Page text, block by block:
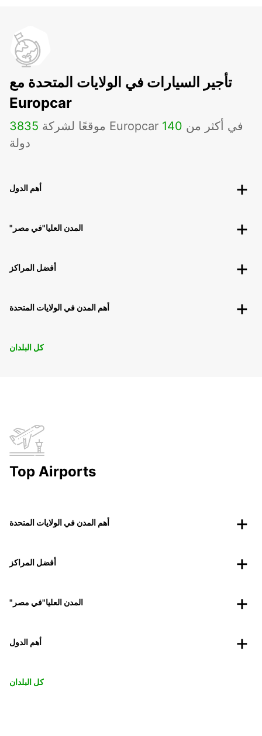
تأجير السيارات في الولايات المتحدة مع
Europcar
3835 موقعًا لشركة Europcar في أكثر من 140
دولة
أهم الدول
"المدن العليا"في مصر
أفضل المراكز
أهم المدن في الولايات المتحدة
كل البلدان
Top Airports
أهم المدن في الولايات المتحدة
أفضل المراكز
"المدن العليا"في مصر
أهم الدول
كل البلدان